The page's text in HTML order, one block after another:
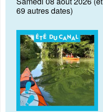
69 autres dates)